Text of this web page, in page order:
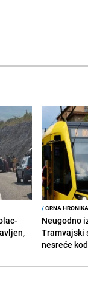
/CRNA HRONIKA
Neugodno
Tramvajski
nesreće